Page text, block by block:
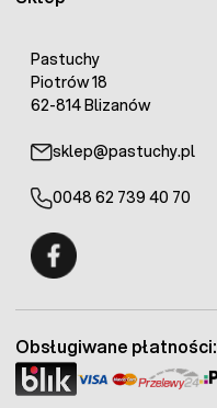
Pastuchy
Piotrów 18
62-814 Blizanów
sklep@pastuchy.pl
0048 62 739 40 70
Obsługiwane płatności: